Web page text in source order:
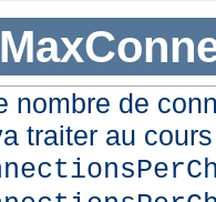
nombre de
traiter au